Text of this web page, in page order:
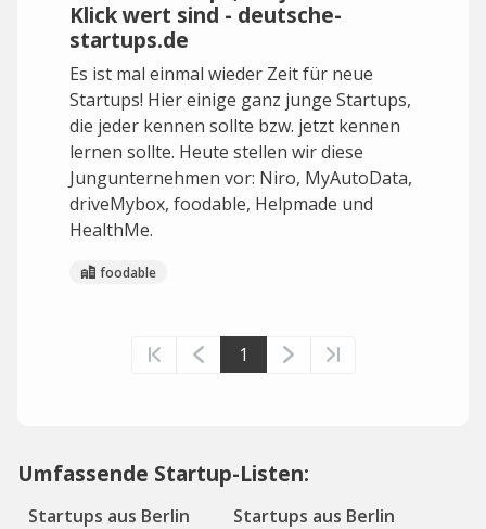
Klick wert sind - deutsche-
startups.de
Es ist mal einmal wieder Zeit für neue
Startups! Hier einige ganz junge Startups,
die jeder kennen sollte bzw. jetzt kennen
lernen sollte. Heute stellen wir diese
Jungunternehmen vor: Niro, MyAutoData,
driveMybox, foodable, Helpmade und
HealthMe.
foodable
1
Umfassende Startup-Listen:
Startups aus Berlin
Startups aus Berlin